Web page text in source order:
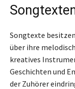
Songtexte
über ihre
kreatives
Geschichten und
der Zuhörer